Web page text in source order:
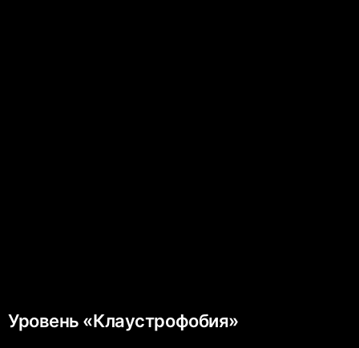
Уровень «Клаустрофобия»